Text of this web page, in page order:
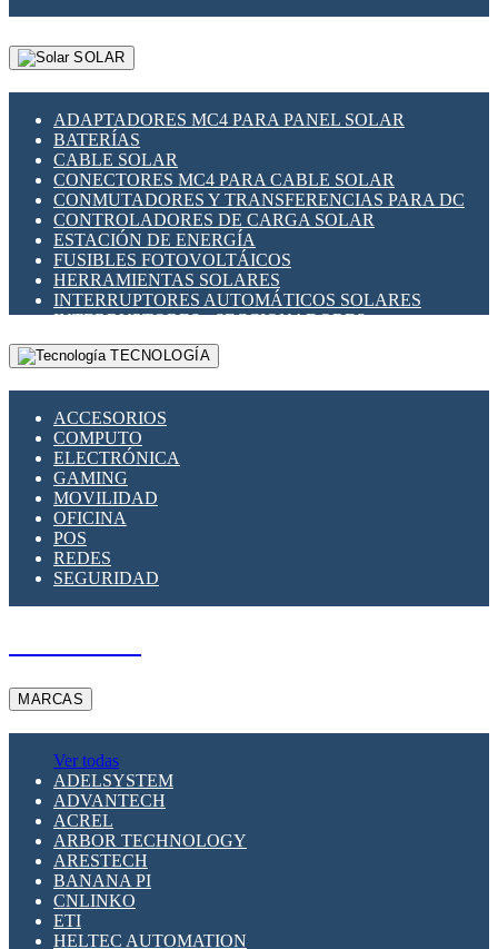
SOLAR
ADAPTADORES MC4 PARA PANEL SOLAR
BATERÍAS
CABLE SOLAR
CONECTORES MC4 PARA CABLE SOLAR
CONMUTADORES Y TRANSFERENCIAS PARA DC
CONTROLADORES DE CARGA SOLAR
ESTACIÓN DE ENERGÍA
FUSIBLES FOTOVOLTÁICOS
HERRAMIENTAS SOLARES
INTERRUPTORES AUTOMÁTICOS SOLARES
INTERRUPTORES - SECCIONADORES
FOTOVOLTÁICOS
MONTAJE PANEL SOLAR
SUPRESOR DE TRANSIENTES SPDS PARA
APLICACIONES FOTOVOLTAICAS
TECNOLOGÍA
ACCESORIOS
COMPUTO
ELECTRÓNICA
GAMING
MOVILIDAD
OFICINA
POS
REDES
SEGURIDAD
MARCAS
Ver todas
ADELSYSTEM
ADVANTECH
ACREL
ARBOR TECHNOLOGY
ARESTECH
BANANA PI
CNLINKO
ETI
HELTEC AUTOMATION